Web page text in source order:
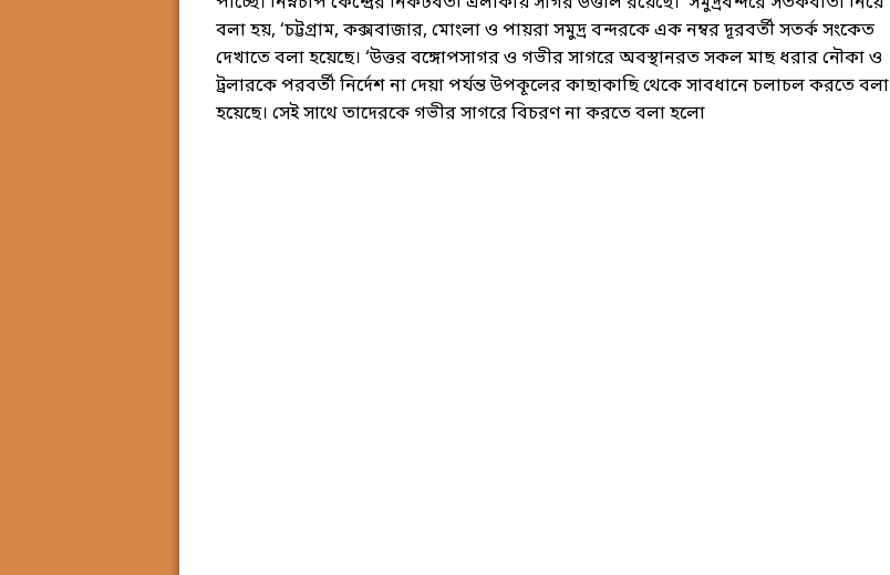
বলা হয়, ‘চট্টগ্রাম, কক্সবাজার, মোংলা ও পায়রা সমুদ্র বন্দরকে এক নম্বর দূরবর্তী সতর্ক সংকেত
দেখাতে বলা হয়েছে। ‘উত্তর বঙ্গোপসাগর ও গভীর সাগরে অবস্থানরত সকল মাছ ধরার নৌকা ও
ট্রলারকে পরবর্তী নির্দেশ না দেয়া পর্যন্ত উপকূলের কাছাকাছি থেকে সাবধানে চলাচল করতে বলা
হয়েছে। সেই সাথে তাদেরকে গভীর সাগরে বিচরণ না করতে বলা হলো